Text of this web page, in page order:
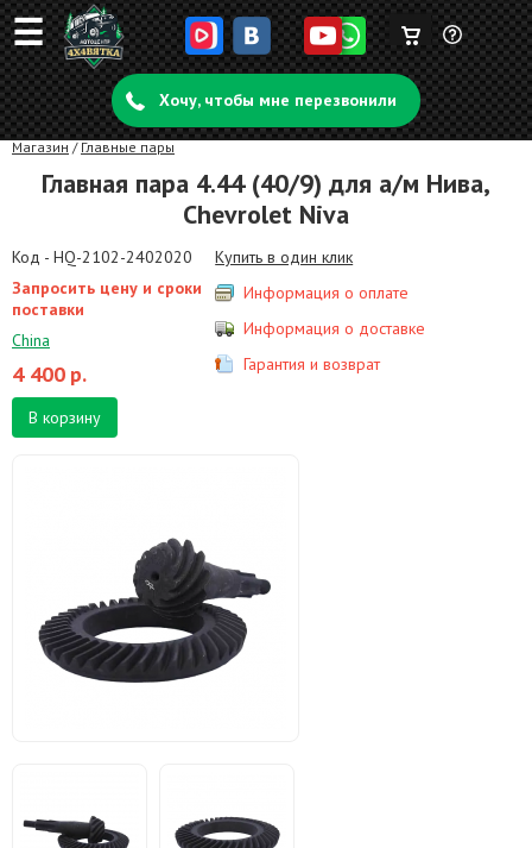
☰ Задать
вопрос
Корзина
пуста
Хочу, чтобы мне перезвонили
Магазин / Главные пары
Главная пара 4.44 (40/9) для а/м Нива,
Chevrolet Niva
Код - HQ-2102-2402020
Запросить цену и сроки
поставки
China
4 400 р.
В корзину
Купить в один клик
Информация о оплате
Информация о доставке
Гарантия и возврат